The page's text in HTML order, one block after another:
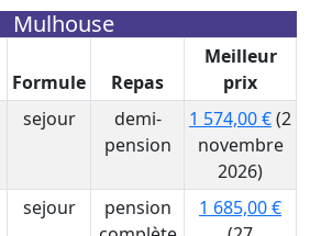
Mulhouse
Formule Repas
Meilleur
prix
sejour
demi-
pension
1 574,00 €(2
novembre
2026)
sejour
pension
1 685,00 €